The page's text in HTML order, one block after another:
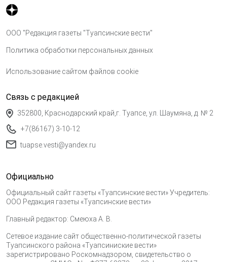
ООО "Редакция газеты "Туапсинские вести"
Политика обработки персональных данных
Использование сайтом файлов cookie
Связь с редакцией
352800, Краснодарский край,г. Туапсе, ул. Шаумяна, д. № 2
+7(86167) 3-10-12
tuapse.vesti@yandex.ru
Официально
Официальный сайт газеты «Туапсинские вести» Учредитель:
ООО Редакция газеты «Туапсинские вести»
Главный редактор: Смеюха А. В.
Сетевое издание сайт общественно-политической газеты
Туапсинского района «Туапсиниские вести»
зарегистрировано Роскомнадзором, свидетельство о